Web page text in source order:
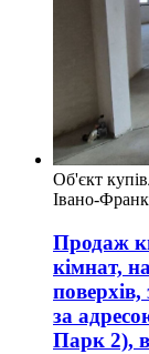
Об'єкт
Івано-
Продаж
кімнат,
поверхів,
за
Парк 2),